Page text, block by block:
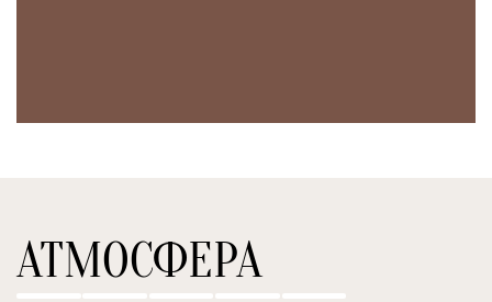
АТМОСФЕРА